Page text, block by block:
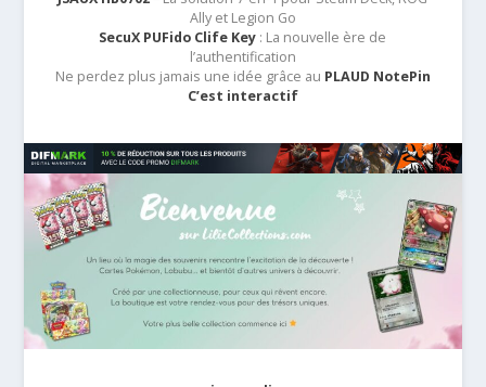
Ally et Legion Go
SecuX PUFido Clife Key : La nouvelle ère de
l’authentification
Ne perdez plus jamais une idée grâce au PLAUD NotePin
C’est interactif